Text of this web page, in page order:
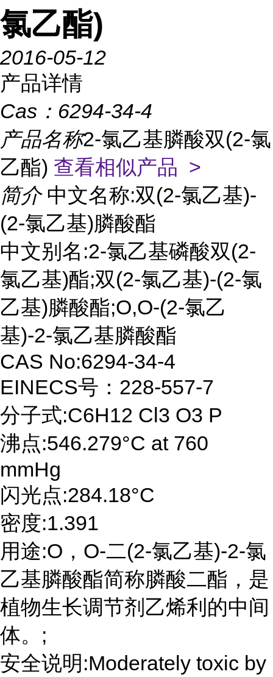
氯乙酯)
2016-05-12
产品详情
Cas： 6294-34-4
产品名称2-氯乙基膦酸双(2-氯
乙酯) 查看相似产品 >
简介 中文名称:双(2-氯乙基)-
(2-氯乙基)膦酸酯
中文别名:2-氯乙基磷酸双(2-
氯乙基)酯;双(2-氯乙基)-(2-氯
乙基)膦酸酯;O,O-(2-氯乙
基)-2-氯乙基膦酸酯
CAS No:6294-34-4
EINECS号：228-557-7
分子式:C6H12 Cl3 O3 P
沸点:546.279°C at 760
mmHg
闪光点:284.18°C
密度:1.391
用途:O，O-二(2-氯乙基)-2-氯
乙基膦酸酯简称膦酸二酯，是
植物生长调节剂乙烯利的中间
体。;
安全说明:Moderately toxic by